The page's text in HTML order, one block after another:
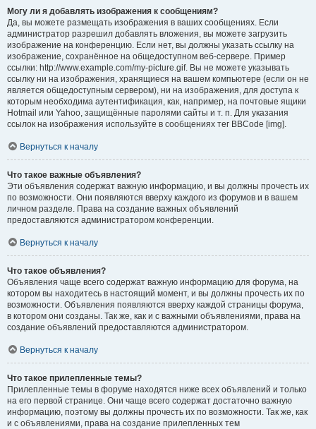
Могу ли я добавлять изображения к сообщениям?
Да, вы можете размещать изображения в ваших сообщениях. Если
администратор разрешил добавлять вложения, вы можете загрузить
изображение на конференцию. Если нет, вы должны указать ссылку на
изображение, сохранённое на общедоступном веб-сервере. Пример
ссылки: http://www.example.com/my-picture.gif. Вы не можете указывать
ссылку ни на изображения, хранящиеся на вашем компьютере (если он не
является общедоступным сервером), ни на изображения, для доступа к
которым необходима аутентификация, как, например, на почтовые ящики
Hotmail или Yahoo, защищённые паролями сайты и т. п. Для указания
ссылок на изображения используйте в сообщениях тег BBCode [img].
Вернуться к началу
Что такое важные объявления?
Эти объявления содержат важную информацию, и вы должны прочесть их
по возможности. Они появляются вверху каждого из форумов и в вашем
личном разделе. Права на создание важных объявлений
предоставляются администратором конференции.
Вернуться к началу
Что такое объявления?
Объявления чаще всего содержат важную информацию для форума, на
котором вы находитесь в настоящий момент, и вы должны прочесть их по
возможности. Объявления появляются вверху каждой страницы форума,
в котором они созданы. Так же, как и с важными объявлениями, права на
создание объявлений предоставляются администратором.
Вернуться к началу
Что такое прилепленные темы?
Прилепленные темы в форуме находятся ниже всех объявлений и только
на его первой странице. Они чаще всего содержат достаточно важную
информацию, поэтому вы должны прочесть их по возможности. Так же, как
и с объявлениями, права на создание прилепленных тем